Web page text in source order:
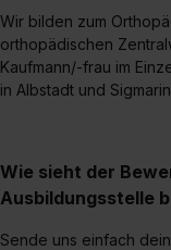
Wir bilden zum
orthopädischen
Kaufmann/-frau im
in Albstadt und
Wie sieht der
Ausbildungsstelle
Sende uns einfach